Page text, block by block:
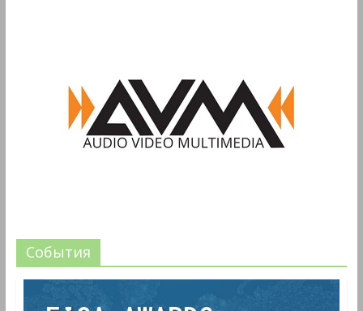
События